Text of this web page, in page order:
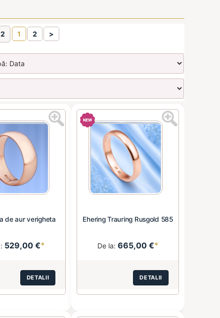
1 2 >
de aur verigheta
529,00 €*
DETALII
Ehering Trauring Rusgold 585
De la: 665,00 €*
DETALII